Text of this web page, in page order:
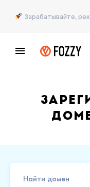
Зарабатывайте,